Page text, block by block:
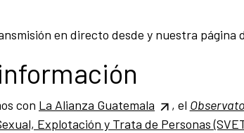
en directo desde y nuestra página
con La Alianza Guatemala , el
Explotación y Trata de Personas